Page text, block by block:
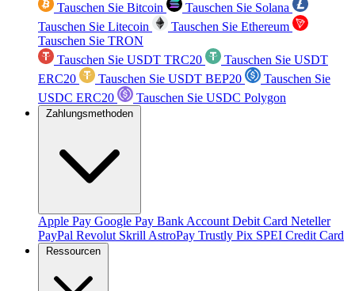
Tauschen Sie Bitcoin
Tauschen Sie Solana
Tauschen Sie Litecoin
Tauschen Sie Ethereum
Tauschen Sie TRON
Tauschen Sie USDT TRC20
Tauschen Sie USDT
ERC20
Tauschen Sie USDT BEP20
Tauschen Sie
USDC ERC20
Tauschen Sie USDC Polygon
Zahlungsmethoden
Apple Pay Google Pay Bank Account Debit Card Neteller
PayPal Revolut Skrill AstroPay Trustly Pix SPEI Credit Card
Ressourcen